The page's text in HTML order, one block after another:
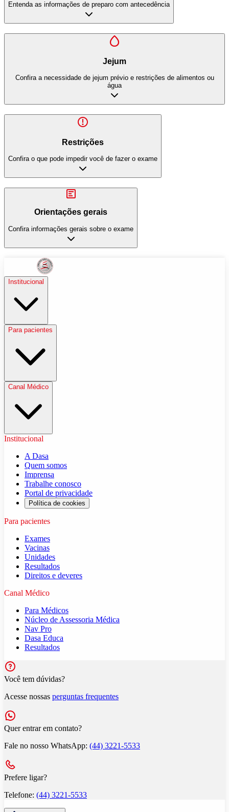
Entenda as informações de preparo com antecedência
Jejum
Confira a necessidade de jejum prévio e restrições de alimentos ou
água
Restrições
Confira o que pode impedir você de fazer o exame
Orientações gerais
Confira informações gerais sobre o exame
Institucional
Para pacientes
Canal Médico
Institucional
A Dasa
Quem somos
Imprensa
Trabalhe conosco
Portal de privacidade
Política de cookies
Para pacientes
Exames
Vacinas
Unidades
Resultados
Direitos e deveres
Canal Médico
Para Médicos
Núcleo de Assessoria Médica
Nav Pro
Dasa Educa
Resultados
Você tem dúvidas?
Acesse nossas perguntas frequentes
Quer entrar em contato?
Fale no nosso WhatsApp: (44) 3221-5533
Prefere ligar?
Telefone: (44) 3221-5533